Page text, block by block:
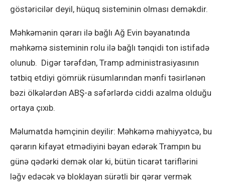
göstəricilər deyil, hüquq sisteminin olması deməkdir.
Məhkəmənin qərarı ilə bağlı Ağ Evin bəyanatında
məhkəmə sisteminin rolu ilə bağlı tənqidi ton istifadə
olunub. Digər tərəfdən, Tramp administrasiyasının
tətbiq etdiyi gömrük rüsumlarından mənfi təsirlənən
bəzi ölkələrdən ABŞ-a səfərlərdə ciddi azalma olduğu
ortaya çıxıb.
Məlumatda həmçinin deyilir: Məhkəmə mahiyyətcə, bu
qərarın kifayət etmədiyini bəyan edərək Trampın bu
günə qədərki demək olar ki, bütün ticarət tariflərini
ləğv edəcək və bloklayan sürətli bir qərar vermək